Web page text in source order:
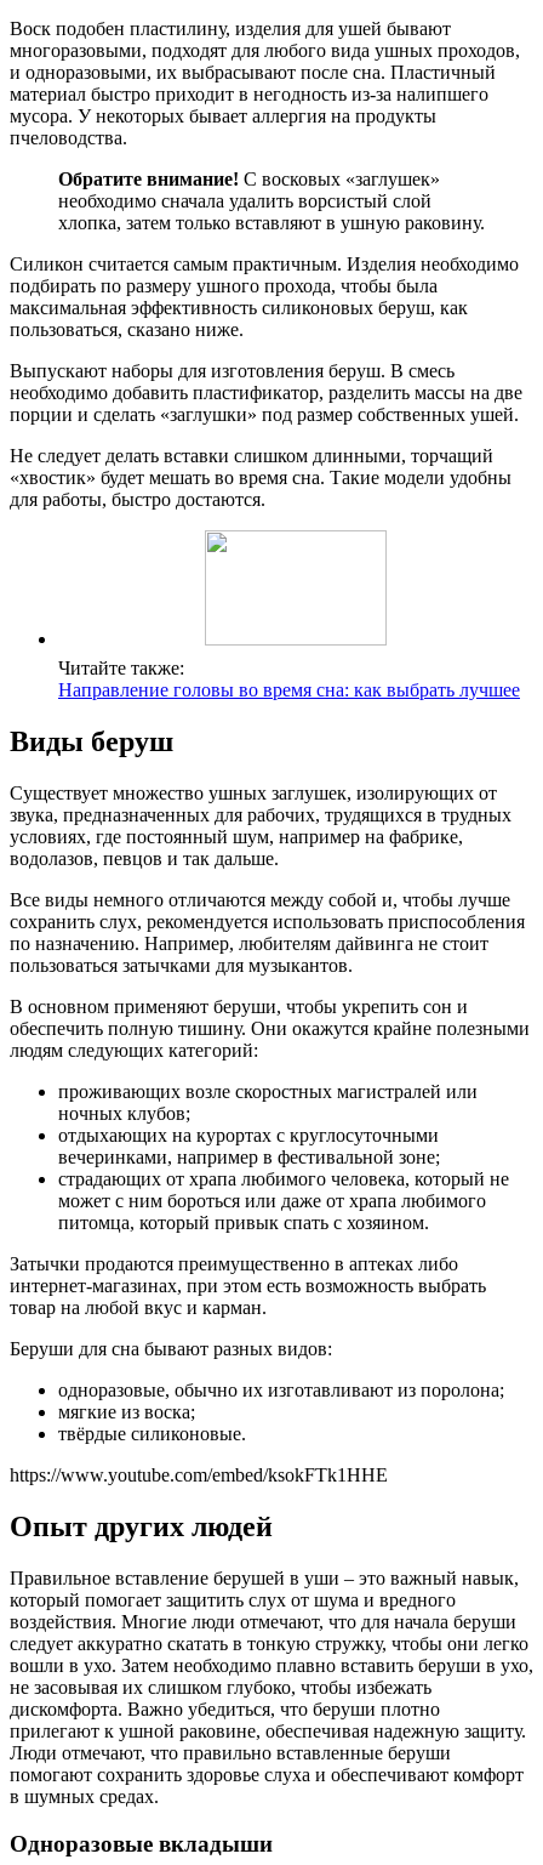
Воск подобен пластилину, изделия для ушей бывают
многоразовыми, подходят для любого вида ушных проходов,
и одноразовыми, их выбрасывают после сна. Пластичный
материал быстро приходит в негодность из-за налипшего
мусора. У некоторых бывает аллергия на продукты
пчеловодства.
Обратите внимание! С восковых «заглушек»
необходимо сначала удалить ворсистый слой
хлопка, затем только вставляют в ушную раковину.
Силикон считается самым практичным. Изделия необходимо
подбирать по размеру ушного прохода, чтобы была
максимальная эффективность силиконовых беруш, как
пользоваться, сказано ниже.
Выпускают наборы для изготовления беруш. В смесь
необходимо добавить пластификатор, разделить массы на две
порции и сделать «заглушки» под размер собственных ушей.
Не следует делать вставки слишком длинными, торчащий
«хвостик» будет мешать во время сна. Такие модели удобны
для работы, быстро достаются.
Читайте также:
Направление головы во время сна: как выбрать лучшее
Виды беруш
Существует множество ушных заглушек, изолирующих от
звука, предназначенных для рабочих, трудящихся в трудных
условиях, где постоянный шум, например на фабрике,
водолазов, певцов и так дальше.
Все виды немного отличаются между собой и, чтобы лучше
сохранить слух, рекомендуется использовать приспособления
по назначению. Например, любителям дайвинга не стоит
пользоваться затычками для музыкантов.
В основном применяют беруши, чтобы укрепить сон и
обеспечить полную тишину. Они окажутся крайне полезными
людям следующих категорий:
проживающих возле скоростных магистралей или
ночных клубов;
отдыхающих на курортах с круглосуточными
вечеринками, например в фестивальной зоне;
страдающих от храпа любимого человека, который не
может с ним бороться или даже от храпа любимого
питомца, который привык спать с хозяином.
Затычки продаются преимущественно в аптеках либо
интернет-магазинах, при этом есть возможность выбрать
товар на любой вкус и карман.
Беруши для сна бывают разных видов:
одноразовые, обычно их изготавливают из поролона;
мягкие из воска;
твёрдые силиконовые.
https://www.youtube.com/embed/ksokFTk1HHE
Опыт других людей
Правильное вставление берушей в уши – это важный навык,
который помогает защитить слух от шума и вредного
воздействия. Многие люди отмечают, что для начала беруши
следует аккуратно скатать в тонкую стружку, чтобы они легко
вошли в ухо. Затем необходимо плавно вставить беруши в ухо,
не засовывая их слишком глубоко, чтобы избежать
дискомфорта. Важно убедиться, что беруши плотно
прилегают к ушной раковине, обеспечивая надежную защиту.
Люди отмечают, что правильно вставленные беруши
помогают сохранить здоровье слуха и обеспечивают комфорт
в шумных средах.
Одноразовые вкладыши